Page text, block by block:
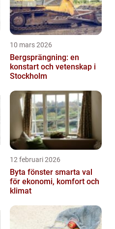
10 mars 2026
Bergsprängning: en
konstart och vetenskap i
Stockholm
12 februari 2026
Byta fönster smarta val
för ekonomi, komfort och
klimat